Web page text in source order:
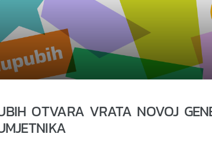
OTVARA VRATA NOVOJ